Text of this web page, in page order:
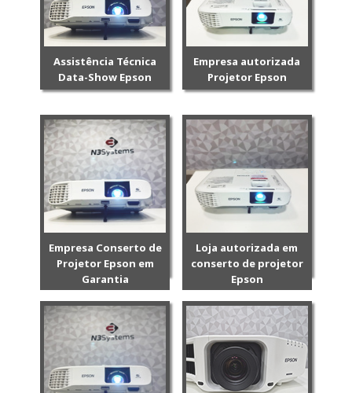
Assistência Técnica
Data-Show Epson
Empresa autorizada
Projetor Epson
Empresa Conserto de
Projetor Epson em
Garantia
Loja autorizada em
conserto de projetor
Epson